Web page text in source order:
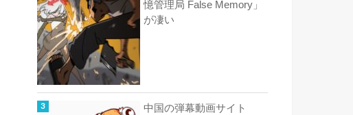
憶管理局 False Memory」
が凄い
中国の弾幕動画サイト